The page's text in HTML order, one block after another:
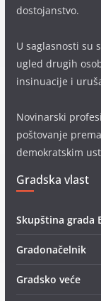
dostojanstvo.
U saglasnosti su
ugled drugih
insinuacije i
Novinarski
poštovanje
demokratskim
Gradska vlast
Skupština grada
Gradonačelnik
Gradsko veće